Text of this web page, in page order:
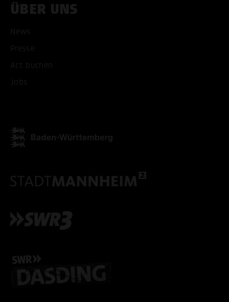
ÜBER UNS
News
Presse
Act buchen
Jobs